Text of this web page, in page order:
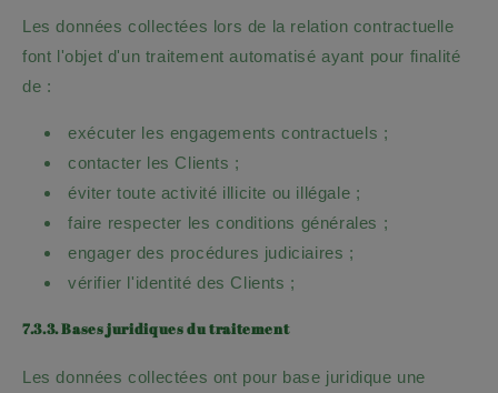
Les données collectées lors de la relation contractuelle
font l'objet d'un traitement automatisé ayant pour finalité
de :
exécuter les engagements contractuels ;
contacter les Clients ;
éviter toute activité illicite ou illégale ;
faire respecter les conditions générales ;
engager des procédures judiciaires ;
vérifier l'identité des Clients ;
7.3.3. Bases juridiques du traitement
Les données collectées ont pour base juridique une